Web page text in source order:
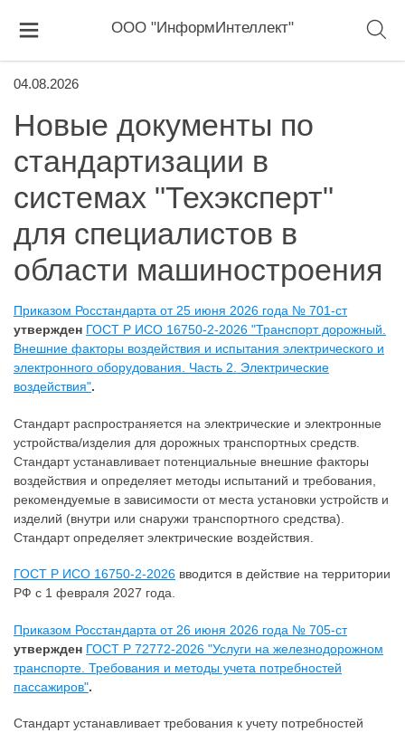
ООО "ИнформИнтеллект"
04.08.2026
Новые документы по
стандартизации в
системах "Техэксперт"
для специалистов в
области машиностроения
Приказом Росстандарта от 25 июня 2026 года № 701-ст
утвержден ГОСТ Р ИСО 16750-2-2026 "Транспорт дорожный.
Внешние факторы воздействия и испытания электрического и
электронного оборудования. Часть 2. Электрические
воздействия".
Стандарт распространяется на электрические и электронные
устройства/изделия для дорожных транспортных средств.
Стандарт устанавливает потенциальные внешние факторы
воздействия и определяет методы испытаний и требования,
рекомендуемые в зависимости от места установки устройств и
изделий (внутри или снаружи транспортного средства).
Стандарт определяет электрические воздействия.
ГОСТ Р ИСО 16750-2-2026 вводится в действие на территории
РФ с 1 февраля 2027 года.
Приказом Росстандарта от 26 июня 2026 года № 705-ст
утвержден ГОСТ Р 72772-2026 "Услуги на железнодорожном
транспорте. Требования и методы учета потребностей
пассажиров".
Стандарт устанавливает требования к учету потребностей